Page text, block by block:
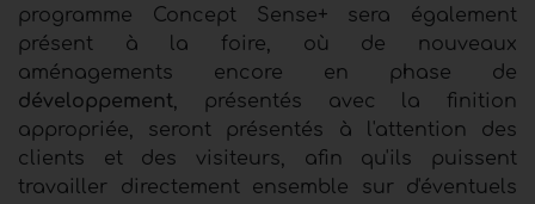
programme Concept Sense+ sera également
présent à la foire, où de nouveaux
aménagements encore en phase de
développement, présentés avec la finition
appropriée, seront présentés à l'attention des
clients et des visiteurs, afin qu'ils puissent
travailler directement ensemble sur d'éventuels